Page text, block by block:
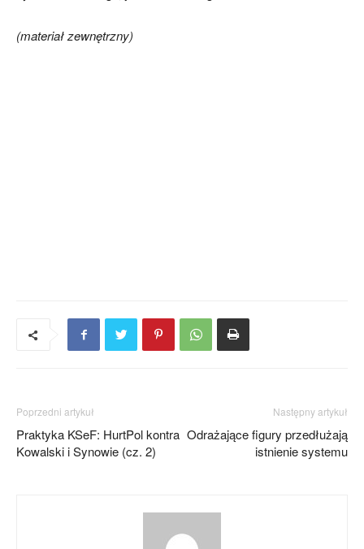
(materiał zewnętrzny)
Poprzedni artykuł
Praktyka KSeF: HurtPol kontra
Kowalski i Synowie (cz. 2)
Następny artykuł
Odrażające figury przedłużają
istnienie systemu